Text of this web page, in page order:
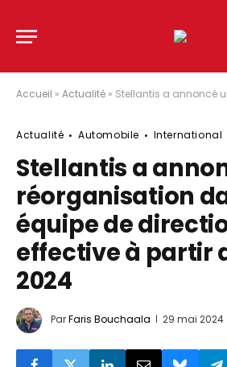
Accueil » Actualité » Stellantis a annoncé une réorganisation dans son
Actualité Automobile International
Stellantis a
réorganisation
équipe de
effective à partir
2024
ParFaris Bouchaala 29 mai 2024